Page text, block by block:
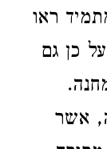
ראו
כן גם
אשר